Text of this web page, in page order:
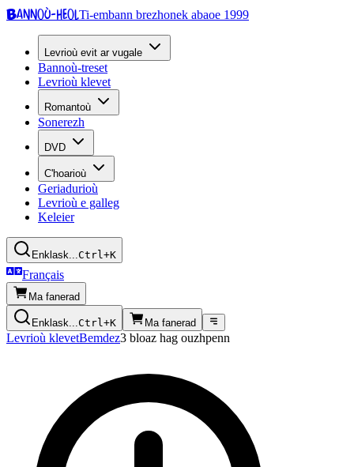
Bannoù-heolTi-embann brezhonek abaoe 1999
Levrioù evit ar vugale
Bannoù-treset
Levrioù klevet
Romantoù
Sonerezh
DVD
C'hoarioù
Geriadurioù
Levrioù e galleg
Keleier
Enklask...Ctrl+K
Français
Ma fanerad
Enklask...Ctrl+K Ma fanerad
Levrioù klevetBemdez3 bloaz hag ouzhpenn